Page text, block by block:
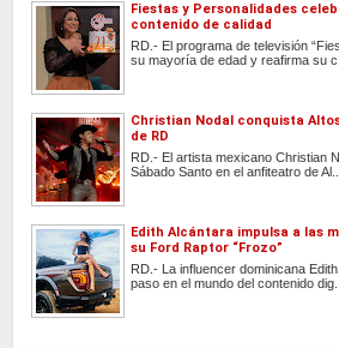
Fiestas y Personalidades
contenido de calidad
RD.- El programa de televisión
su mayoría de edad y reafirma su
Christian Nodal conquista
de RD
RD.- El artista mexicano Christian
Sábado Santo en el anfiteatro de Al...
Edith Alcántara impulsa a las
su Ford Raptor “Frozo”
RD.- La influencer dominicana
paso en el mundo del contenido dig...